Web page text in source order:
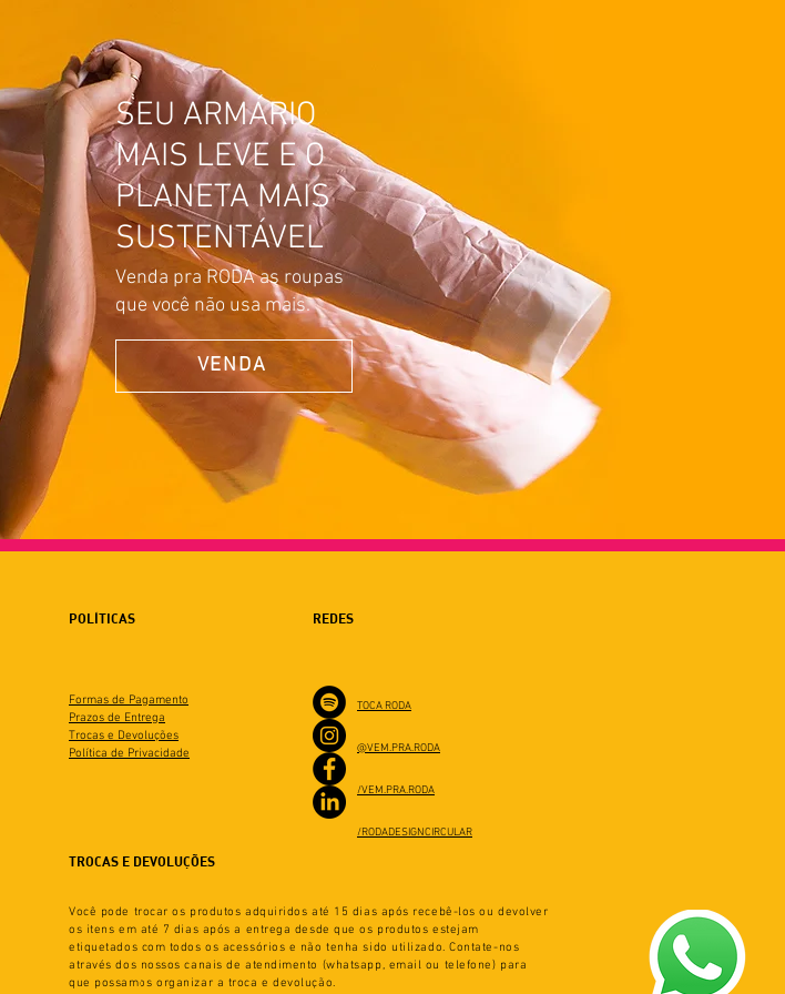
SEU ARMÁRIO
MAIS LEVE E O
PLANETA MAIS
SUSTENTÁVEL
Venda pra RODA as roupas
que você não usa mais.
VENDA
POLÍTICAS REDES
Formas de Pagamento
Prazos de Entrega
Trocas e Devoluções
Política de Privacidade
TOCA RODA
@VEM.PRA.RODA
/VEM.PRA.RODA
/RODADESIGNCIRCULAR
TROCAS E DEVOLUÇÕES
Você pode trocar os produtos adquiridos até 15 dias após recebê-los ou devolver
os itens em até 7 dias após a entrega desde que os produtos estejam
etiquetados com todos os acessórios e não tenha sido utilizado. Contate-nos
através dos nossos canais de atendimento (whatsapp, email ou telefone) para
que possamos organizar a troca e devolução.